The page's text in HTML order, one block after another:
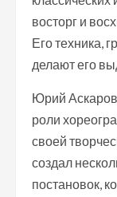
восторг и
Его техника,
делают его
Юрий
роли
своей
создал
постановок,